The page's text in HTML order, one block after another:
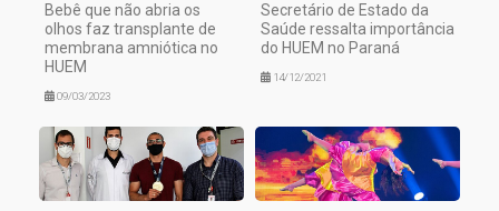
Bebê que não abria os
olhos faz transplante de
membrana amniótica no
HUEM
09/03/2023
Secretário de Estado da
Saúde ressalta importância
do HUEM no Paraná
14/12/2021